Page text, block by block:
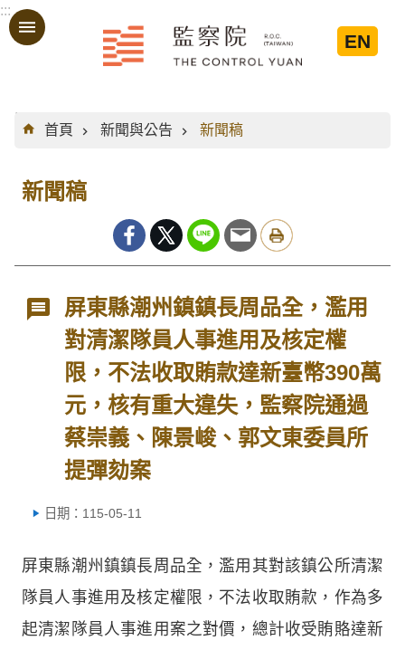
跳到主要內容區塊
:::
EN
:::
首頁
新聞與公告 新聞稿
新聞稿
屏東縣潮州鎮鎮長周品全，濫用
對清潔隊員人事進用及核定權
限，不法收取賄款達新臺幣390萬
元，核有重大違失，監察院通過
蔡崇義、陳景峻、郭文東委員所
提彈劾案
日期：115-05-11
屏東縣潮州鎮鎮長周品全，濫用其對該鎮公所清潔
隊員人事進用及核定權限，不法收取賄款，作為多
起清潔隊員人事進用案之對價，總計收受賄賂達新